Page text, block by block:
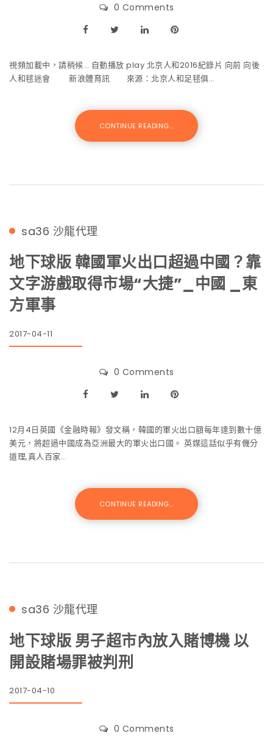
0 Comments
視頻加載中，請稍候… 自動播放 play 北京人和2016紀錄片 向前 向後
人和毬迷會 新浪體育訊 來源：北京人和足毬俱…
CONTINUE READING...
sa36 沙龍代理
地下球版 韓國軍火出口超過中國？靠
文字游戲取得市場“大捷”_中國 _東
方軍事
2017-04-11
0 Comments
12月4日英國《金融時報》發文稱，韓國的軍火出口額每年達到數十億
美元，將超過中國成為亞洲最大的軍火出口國。 英媒這話似乎有僟分
道理,真人百家…
CONTINUE READING...
sa36 沙龍代理
地下球版 男子超市內放入賭博機 以
開設賭場罪被判刑
2017-04-10
0 Comments